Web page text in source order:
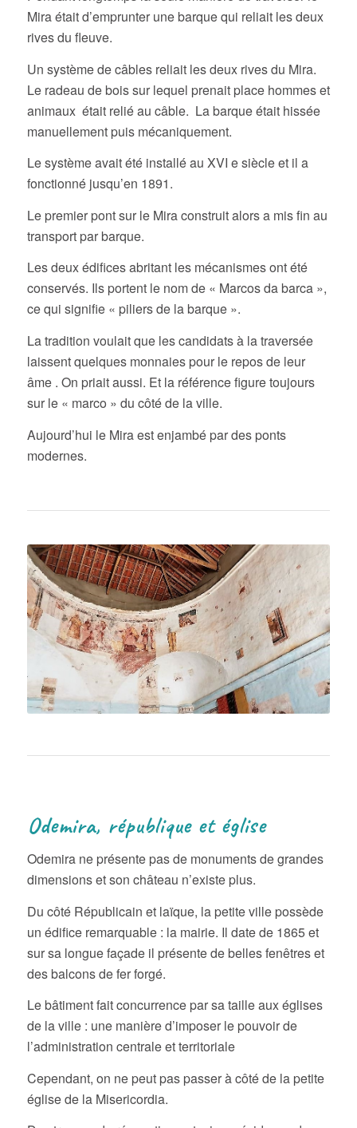
Mira était d’emprunter une barque qui reliait les deux
rives du fleuve.
Un système de câbles reliait les deux rives du Mira.
Le radeau de bois sur lequel prenait place hommes et
animaux était relié au câble. La barque était hissée
manuellement puis mécaniquement.
Le système avait été installé au XVI e siècle et il a
fonctionné jusqu’en 1891.
Le premier pont sur le Mira construit alors a mis fin au
transport par barque.
Les deux édifices abritant les mécanismes ont été
conservés. Ils portent le nom de « Marcos da barca »,
ce qui signifie « piliers de la barque ».
La tradition voulait que les candidats à la traversée
laissent quelques monnaies pour le repos de leur
âme . On priait aussi. Et la référence figure toujours
sur le « marco » du côté de la ville.
Aujourd’hui le Mira est enjambé par des ponts
modernes.
Odemira, république et église
Odemira ne présente pas de monuments de grandes
dimensions et son château n’existe plus.
Du côté Républicain et laïque, la petite ville possède
un édifice remarquable : la mairie. Il date de 1865 et
sur sa longue façade il présente de belles fenêtres et
des balcons de fer forgé.
Le bâtiment fait concurrence par sa taille aux églises
de la ville : une manière d’imposer le pouvoir de
l’administration centrale et territoriale
Cependant, on ne peut pas passer à côté de la petite
église de la Misericordia.